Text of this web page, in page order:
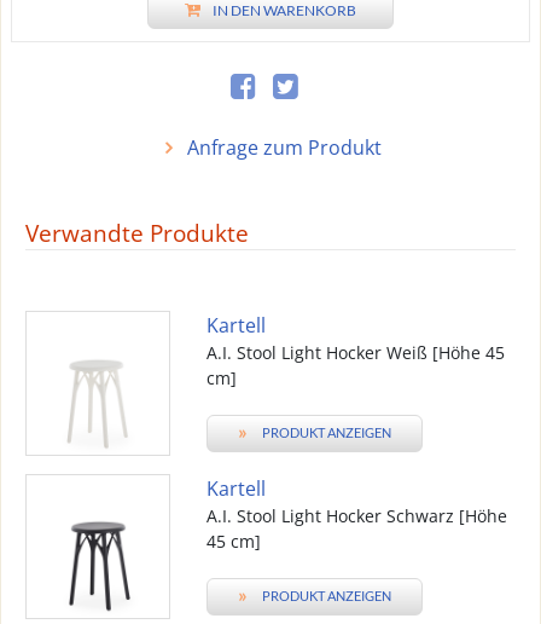
IN DEN WARENKORB
Anfrage zum Produkt
Verwandte Produkte
Kartell
A.I. Stool Light Hocker Weiß [Höhe 45
cm]
» PRODUKT ANZEIGEN
Kartell
A.I. Stool Light Hocker Schwarz [Höhe
45 cm]
» PRODUKT ANZEIGEN